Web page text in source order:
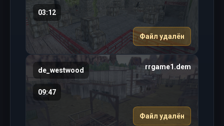
03:12
Файл удалён
rrgame1.dem
de_westwood
09:47
Файл удалён